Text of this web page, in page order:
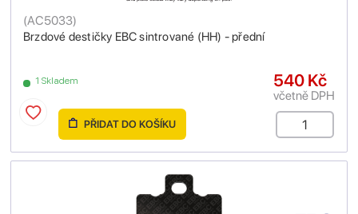
Brzdové destičky EBC sintrované (HH) - přední
(AC5033)
1 Skladem 540 Kč
včetně DPH
PŘIDAT DO KOŠÍKU